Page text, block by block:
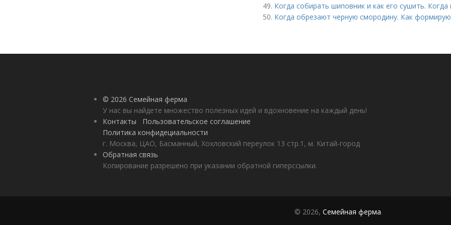
49. Когда собирать шиповник и как его сушить.
50. Когда обрезают черную смородину. Как
© 2026 Семейная ферма
У нас вы найдете множество полезных идей и вдохновение на каждый день!
Контакты
Пользовательское соглашение
Политика конфидециальности
г. Москва, ЦАО, Басманный, Хохловский переулок 13 стр.1, м. Китай-город
Обратная связь
Копирование разрешено при указании обратной гиперссылки.
© 2026, Семейная ферма.